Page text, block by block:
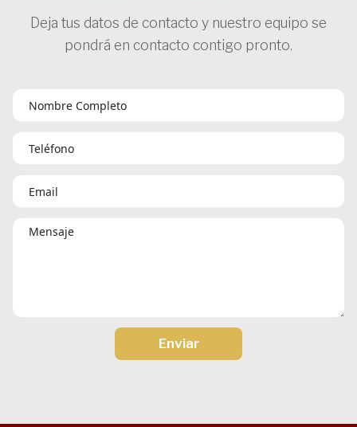
Deja tus datos de contacto y nuestro equipo se
pondrá en contacto contigo pronto.
Enviar